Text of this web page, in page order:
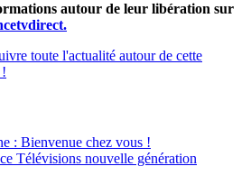
autour de leur libération sur
toute l'actualité autour de cette
: Bienvenue chez vous !
Télévisions nouvelle génération